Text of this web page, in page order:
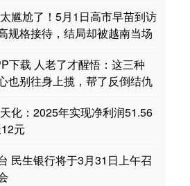
尴尬了！5月1日高市早苗到访
规格接待，结局却被越南当场
下载 人老了才醒悟：这三种
也别往身上揽，帮了反倒结仇
化：2025年实现净利润51.56
元
民生银行将于3月31日上午召